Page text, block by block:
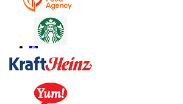
Conecte-se conosco
Informações